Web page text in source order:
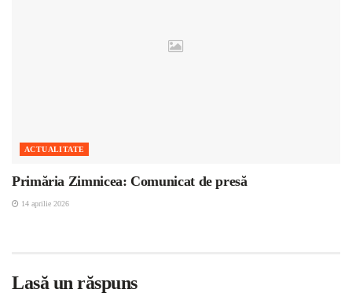
ACTUALITATE
Primăria Zimnicea: Comunicat de presă
14 aprilie 2026
Lasă un răspuns